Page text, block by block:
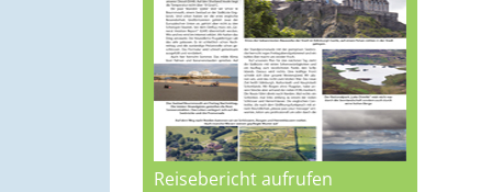
Reisebericht aufrufen